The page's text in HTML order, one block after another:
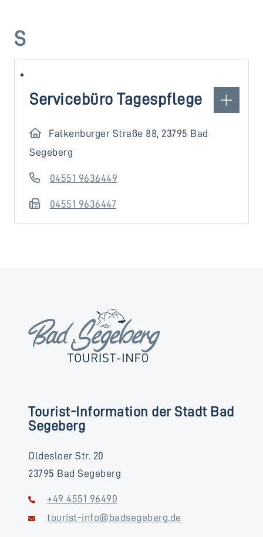
S
Servicebüro Tagespflege
Falkenburger Straße 88, 23795 Bad
Segeberg
04551 9636449
04551 9636447
Tourist-Information der Stadt Bad
Segeberg
Oldesloer Str. 20
23795 Bad Segeberg
+49 4551 96490
tourist-info@badsegeberg.de